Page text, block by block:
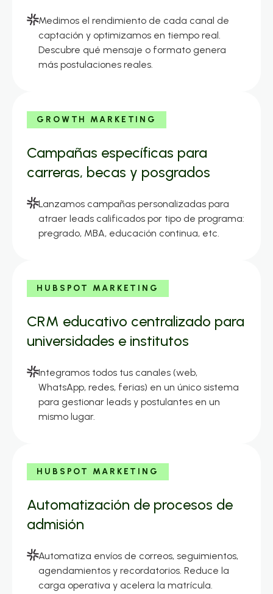
Medimos el rendimiento de cada canal de
captación y optimizamos en tiempo real.
Descubre qué mensaje o formato genera
más postulaciones reales.
GROWTH MARKETING
Campañas específicas para
carreras, becas y posgrados
Lanzamos campañas personalizadas para
atraer leads calificados por tipo de programa:
pregrado, MBA, educación continua, etc.
HUBSPOT MARKETING
CRM educativo centralizado para
universidades e institutos
Integramos todos tus canales (web,
WhatsApp, redes, ferias) en un único sistema
para gestionar leads y postulantes en un
mismo lugar.
HUBSPOT MARKETING
Automatización de procesos de
admisión
Automatiza envíos de correos, seguimientos,
agendamientos y recordatorios. Reduce la
carga operativa y acelera la matrícula.